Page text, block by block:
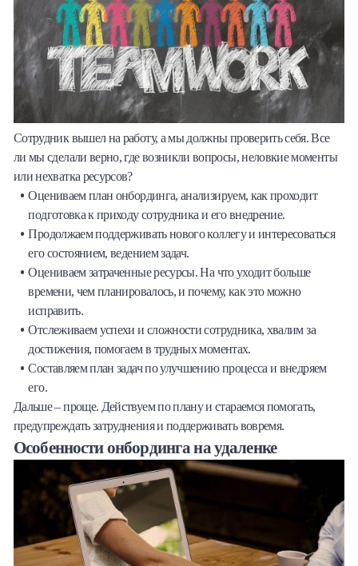
Сотрудник вышел на работу, а мы должны проверить себя. Все
ли мы сделали верно, где возникли вопросы, неловкие моменты
или нехватка ресурсов?
Оцениваем план онбординга, анализируем, как проходит
подготовка к приходу сотрудника и его внедрение.
Продолжаем поддерживать нового коллегу и интересоваться
его состоянием, ведением задач.
Оцениваем затраченные ресурсы. На что уходит больше
времени, чем планировалось, и почему, как это можно
исправить.
Отслеживаем успехи и сложности сотрудника, хвалим за
достижения, помогаем в трудных моментах.
Составляем план задач по улучшению процесса и внедряем
его.
Дальше – проще. Действуем по плану и стараемся помогать,
предупреждать затруднения и поддерживать вовремя.
Особенности онбординга на удаленке